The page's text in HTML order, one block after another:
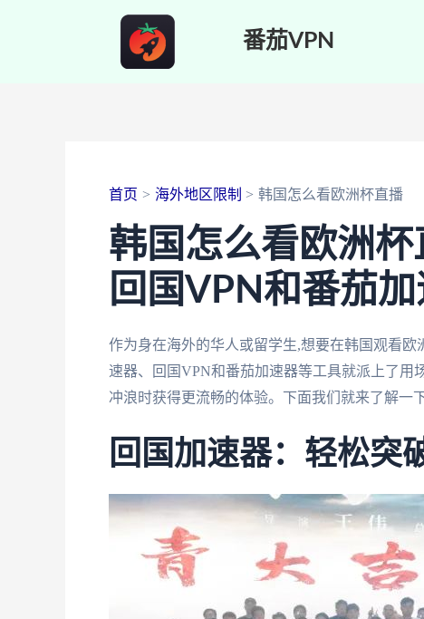
番茄VPN
首页 海外地区限制 韩国怎么看欧洲杯直播
韩国怎么看欧洲杯
回国VPN和番茄
作为身在海外的华人或留学生,想要在韩国观看
速器、回国VPN和番茄加速器等工具就派上了用
冲浪时获得更流畅的体验。下面我们就来了解一
回国加速器：轻松突